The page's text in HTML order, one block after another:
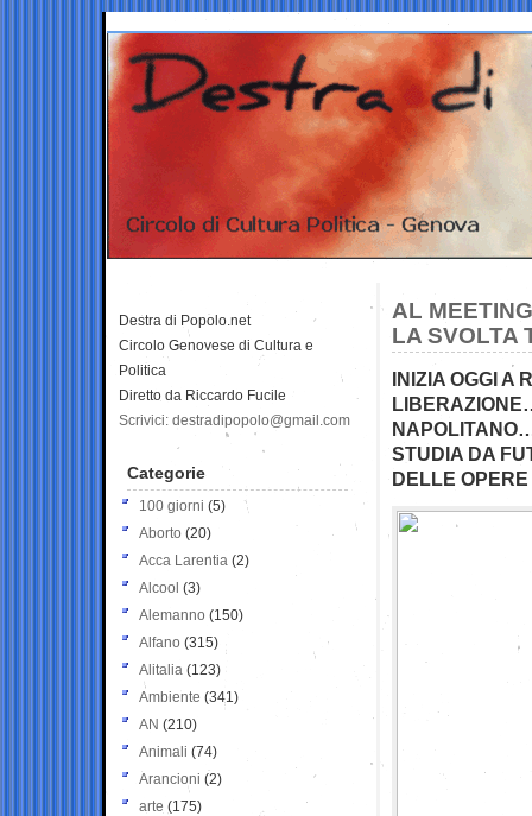
AL
LA SVOLTA
INIZIA OGGI A
STUDIA DA
DELLE
Destra di Popolo.net
Circolo Genovese di Cultura e
Politica
Diretto da Riccardo Fucile
Scrivici: destradipopolo@gmail.com
Categorie
100 giorni (5)
Aborto (20)
Acca Larentia (2)
Alcool (3)
Alemanno (150)
Alfano (315)
Alitalia (123)
Ambiente (341)
AN (210)
Animali (74)
Arancioni (2)
arte (175)